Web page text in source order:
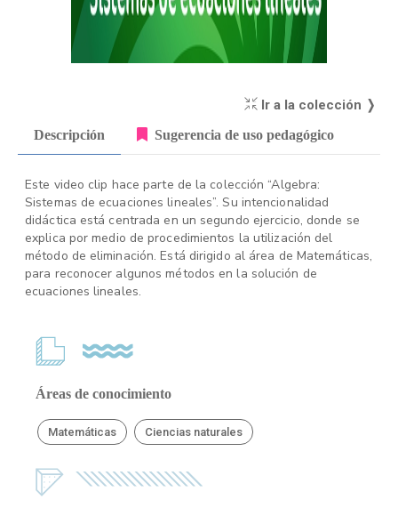
Ir a la colección ❭
Descripción Sugerencia de uso pedagógico
Este video clip hace parte de la colección “Algebra:
Sistemas de ecuaciones lineales”. Su intencionalidad
didáctica está centrada en un segundo ejercicio, donde se
explica por medio de procedimientos la utilización del
método de eliminación. Está dirigido al área de Matemáticas,
para reconocer algunos métodos en la solución de
ecuaciones lineales.
Áreas de conocimiento
Matemáticas Ciencias naturales